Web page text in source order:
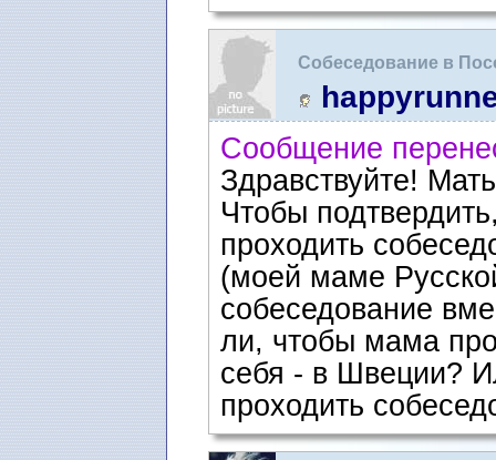
Собеседование в
Сообщение
Здравствуйте!
Чтобы
проходить
(моей маме
собеседование
ли, чтобы мама
себя - в Швеции?
проходить